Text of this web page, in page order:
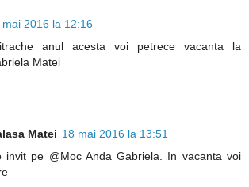
mai 2016 la 12:16
anul acesta voi petrece vacanta la
Matei
Matei 18 mai 2016 la 13:51
invit pe @Moc Anda Gabriela. In vacanta voi